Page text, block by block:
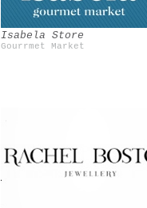
Isabela Store
Gourrmet Market
Vintage